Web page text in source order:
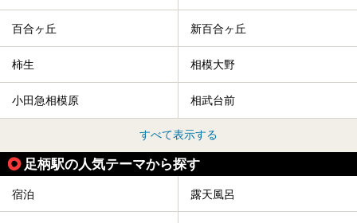
百合ヶ丘 新百合ヶ丘
柿生 相模大野
小田急相模原 相武台前
すべて表示する
足柄駅の人気テーマから探す
宿泊 露天風呂